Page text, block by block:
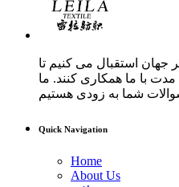
جهان استقبال می کنیم تا
مدت با ما همکاری کنند. ما
Quick Navigation
Home
About Us